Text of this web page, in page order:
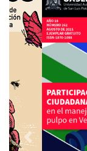
Previous